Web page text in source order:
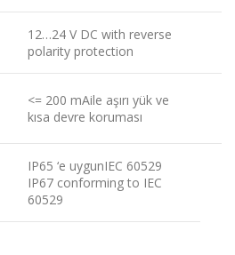
12…24 V DC with reverse
polarity protection
<= 200 mAile aşırı yük ve
kısa devre koruması
IP65 ‘e uygunIEC 60529
IP67 conforming to IEC
60529